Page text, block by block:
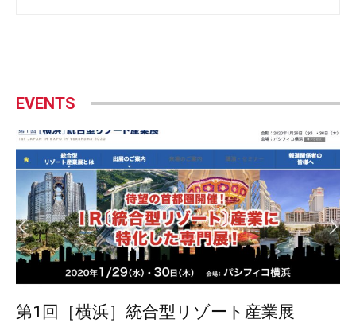
EVENTS
第1回［横浜］統合型リゾート産業展